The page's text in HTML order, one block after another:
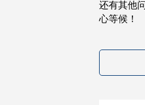
还有其他
心等候！